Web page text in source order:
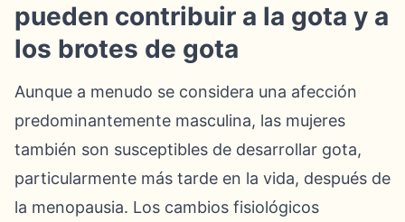
pueden contribuir a la gota y a
los brotes de gota
Aunque a menudo se considera una afección
predominantemente masculina, las mujeres
también son susceptibles de desarrollar gota,
particularmente más tarde en la vida, después de
la menopausia. Los cambios fisiológicos